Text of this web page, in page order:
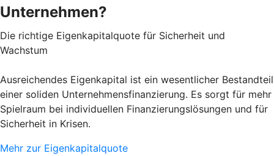
Unternehmen?
Die richtige Eigenkapitalquote für Sicherheit und
Wachstum
Ausreichendes Eigenkapital ist ein wesentlicher Bestandteil
einer soliden Unternehmensfinanzierung. Es sorgt für mehr
Spielraum bei individuellen Finanzierungslösungen und für
Sicherheit in Krisen.
Mehr zur Eigenkapitalquote